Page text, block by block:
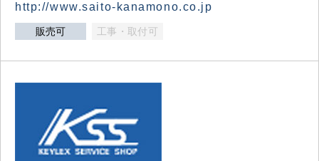
http://www.saito-kanamono.co.jp
販売可 工事・取付可